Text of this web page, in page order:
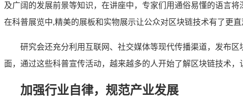
及广阔的发展前景等知识，在讲座中，专家们用通俗易懂的语言
在科普展览中,精美的展板和实物展示让公众对区块链技术有了更直
研究会还充分利用互联网、社交媒体等现代传播渠道，发布
面，通过这些科普宣传活动，越来越多的人开始了解区块链技术
加强行业自律，规范产业发展